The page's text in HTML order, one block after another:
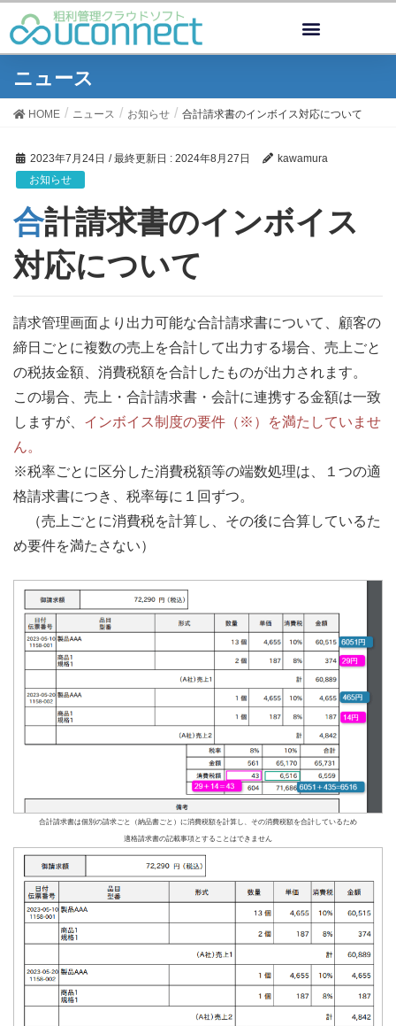
ニュース
HOME ニュース お知らせ 合計請求書のインボイス対応について
2023年7月24日 / 最終更新日 : 2024年8月27日
kawamura
お知らせ
合計請求書のインボイス
対応について
請求管理画面より出力可能な合計請求書について、顧客の
締日ごとに複数の売上を合計して出力する場合、売上ごと
の税抜金額、消費税額を合計したものが出力されます。
この場合、売上・合計請求書・会計に連携する金額は一致
しますが、 インボイス制度の要件（※）を満たしていませ
ん。
※税率ごとに区分した消費税額等の端数処理は、１つの適
格請求書につき、税率毎に１回ずつ。
（売上ごとに消費税を計算し、その後に合算しているた
め要件を満たさない）
合計請求書は個別の請求ごと（納品書ごと）に消費税額を計算し、その消費税額を合計しているため
適格請求書の記載事項とすることはできません